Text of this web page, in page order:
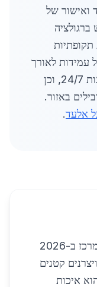
ואישור של
עמידות לאורך
זמן. ניתן לקבל שירות מקצועי וזמינות 24/7, וכן
באזור.
אלעד.
שוק שערי הברזל באלעד ובאזור המרכז ב-2026
קטנים
איכות